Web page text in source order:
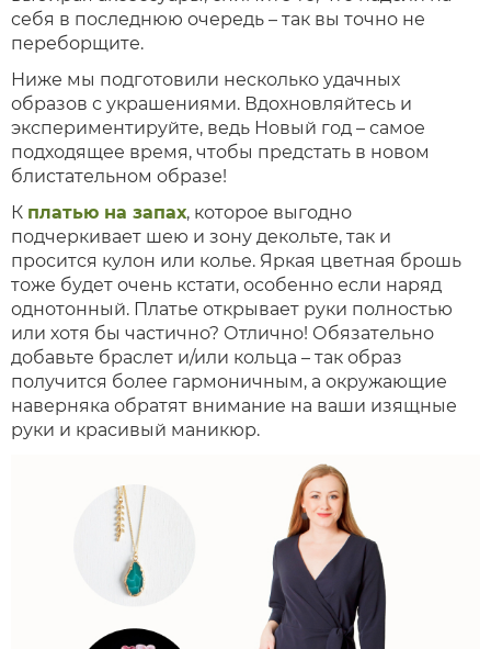
себя в последнюю очередь – так вы точно не
переборщите.
Ниже мы подготовили несколько удачных
образов с украшениями. Вдохновляйтесь и
экспериментируйте, ведь Новый год – самое
подходящее время, чтобы предстать в новом
блистательном образе!
К платью на запах, которое выгодно
подчеркивает шею и зону декольте, так и
просится кулон или колье. Яркая цветная брошь
тоже будет очень кстати, особенно если наряд
однотонный. Платье открывает руки полностью
или хотя бы частично? Отлично! Обязательно
добавьте браслет и/или кольца – так образ
получится более гармоничным, а окружающие
наверняка обратят внимание на ваши изящные
руки и красивый маникюр.